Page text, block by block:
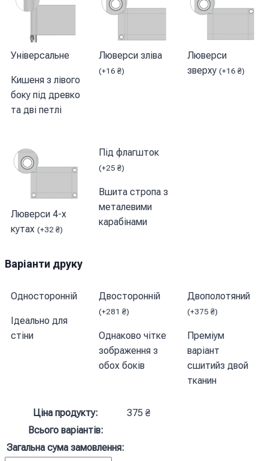
Універсальне
Кишеня з лівого
боку під древко
та дві петлі
Люверси зліва
(+16₴)
Люверси
зверху (+16 ₴)
Люверси 4-х
кутах (+32 ₴)
Під флагшток
(+25₴)
Вшита стропа з
металевими
карабінами
Варіанти друку
Односторонній
Ідеально для
стіни
Двосторонній
(+281₴)
Однаково чітке
зображення з
обох боків
Двополотяний
(+375 ₴)
Преміум
варіант
сшитийз двой
тканин
Ціна продукту: 375 ₴
Всього варіантів:
Загальна сума замовлення: